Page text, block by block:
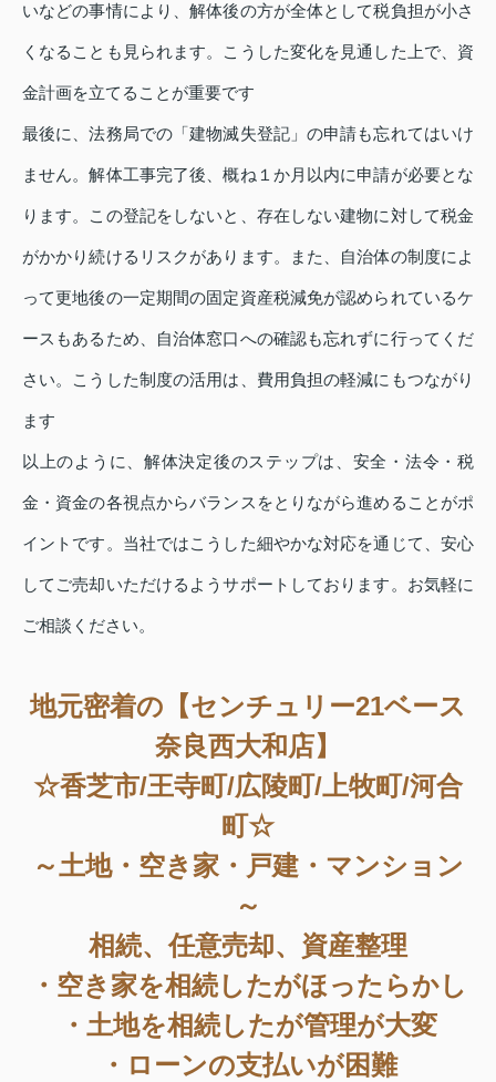
いなどの事情により、解体後の方が全体として税負担が小さ
くなることも見られます。こうした変化を見通した上で、資
金計画を立てることが重要です
最後に、法務局での「建物滅失登記」の申請も忘れてはいけ
ません。解体工事完了後、概ね１か月以内に申請が必要とな
ります。この登記をしないと、存在しない建物に対して税金
がかかり続けるリスクがあります。また、自治体の制度によ
って更地後の一定期間の固定資産税減免が認められているケ
ースもあるため、自治体窓口への確認も忘れずに行ってくだ
さい。こうした制度の活用は、費用負担の軽減にもつながり
ます
以上のように、解体決定後のステップは、安全・法令・税
金・資金の各視点からバランスをとりながら進めることがポ
イントです。当社ではこうした細やかな対応を通じて、安心
してご売却いただけるようサポートしております。お気軽に
ご相談ください。
地元密着の【センチュリー21ベース
奈良西大和店】
☆香芝市/王寺町/広陵町/上牧町/河合
町☆
～土地・空き家・戸建・マンション
～
相続、任意売却、資産整理
・空き家を相続したがほったらかし
・土地を相続したが管理が大変
・ローンの支払いが困難